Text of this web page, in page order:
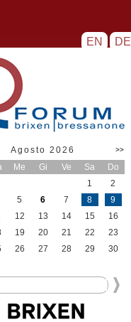
EN DE
Agosto 2026 >>
Me Gi Ve Sa
Do
1
2
5 6 7 8
9
12 13 14 15
16
19 20 21 22
23
26 27 28 29
30